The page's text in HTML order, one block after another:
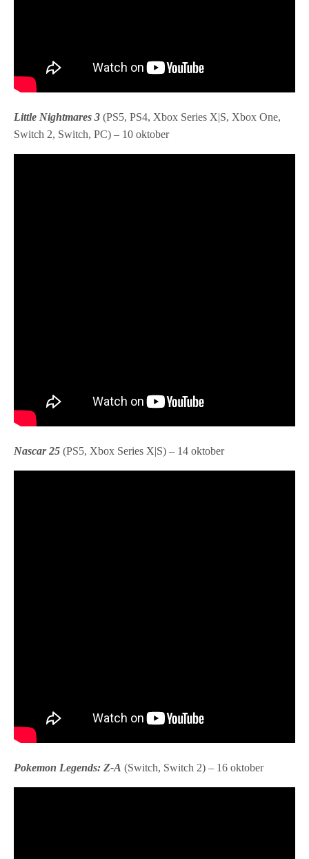
Little Nightmares 3 (PS5, PS4, Xbox Series X|S, Xbox One,
Switch 2, Switch, PC) – 10 oktober
Nascar 25 (PS5, Xbox Series X|S) – 14 oktober
Pokemon Legends: Z-A (Switch, Switch 2) – 16 oktober